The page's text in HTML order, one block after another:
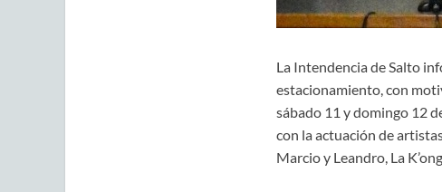
La Intendencia de Salto
estacionamiento, con
sábado 11 y domingo 12
con la actuación de
Marcio y Leandro, La